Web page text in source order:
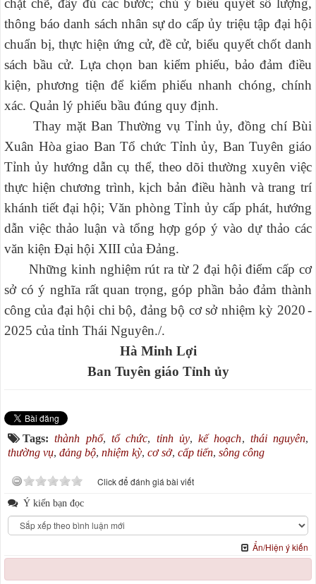
chặt chẽ, đầy đủ các bước; chú ý biểu quyết số lượng,
thông báo danh sách nhân sự do cấp ủy triệu tập đại hội
chuẩn bị, thực hiện ứng cử, đề cử, biểu quyết chốt danh
sách bầu cử. Lựa chọn ban kiểm phiếu, bảo đảm điều
kiện, phương tiện để kiểm phiếu nhanh chóng, chính
xác. Quản lý phiếu bầu đúng quy định.
Thay mặt Ban Thường vụ Tỉnh ủy, đồng chí Bùi
Xuân Hòa giao Ban Tổ chức Tỉnh ủy, Ban Tuyên giáo
Tỉnh ủy hướng dẫn cụ thể, theo dõi thường xuyên việc
thực hiện chương trình, kịch bản điều hành và trang trí
khánh tiết đại hội; Văn phòng Tỉnh ủy cấp phát, hướng
dẫn việc thảo luận và tổng hợp góp ý vào dự thảo các
văn kiện Đại hội XIII của Đảng.
Những kinh nghiệm rút ra từ 2 đại hội điểm cấp cơ
sở có ý nghĩa rất quan trọng, góp phần bảo đảm thành
công của đại hội chi bộ, đảng bộ cơ sở nhiệm kỳ 2020-
2025 của tỉnh Thái Nguyên./.
Hà Minh Lợi
Ban Tuyên giáo Tỉnh ủy
Tags:thành phố, tổ chức, tỉnh ủy,kế hoạch, thái nguyên,
thường vụ, đảng bộ, nhiệm kỳ, cơ sở, cấp tiến, sông công
Click để đánh giá bài viết
Ý kiến bạn đọc
Ẩn/Hiện ý kiến